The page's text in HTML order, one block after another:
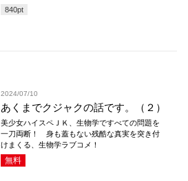
840pt
2024/07/10
あくまでクジャクの話です。（２）
美少女ハイスペＪＫ、生物学ですべての問題を
一刀両断！ 身も蓋もない残酷な真実を突き付
けまくる、生物学ラブコメ！
無料